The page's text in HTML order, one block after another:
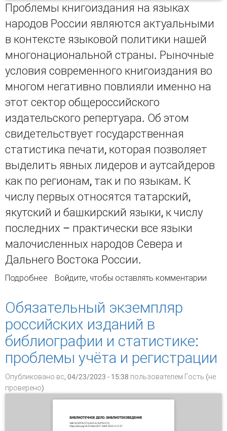
Проблемы книгоиздания на языках
народов России являются актуальными
в контексте языковой политики нашей
многонациональной страны. Рыночные
условия современного книгоиздания во
многом негативно повлияли именно на
этот сектор общероссийского
издательского репертуара. Об этом
свидетельствует государственная
статистика печати, которая позволяет
выделить явных лидеров и аутсайдеров
как по регионам, так и по языкам. К
числу первых относятся татарский,
якутский и башкирский языки, к числу
последних – практически все языки
малочисленных народов Севера и
Дальнего Востока России.
Подробнее о Книгоиздание на языках народов России:
статистики за 2019–2023 гг.)
Войдите, чтобы оставлять комментарии
Обязательный экземпляр
российских изданий в
библиографии и статистике:
проблемы учёта и регистрации
Опубликовано вс, 04/23/2023 - 15:38 пользователем Гость (не
проверено)